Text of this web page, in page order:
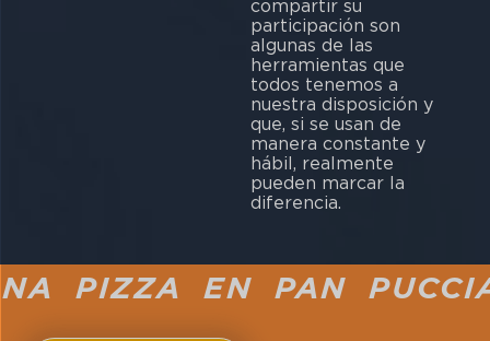
compartir su
participación son
algunas de las
herramientas que
todos tenemos a
nuestra disposición y
que, si se usan de
manera constante y
hábil, realmente
pueden marcar la
diferencia.
PIZZA EN PAN PUCCIA